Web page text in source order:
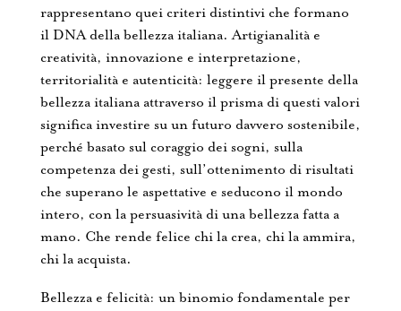
rappresentano quei criteri distintivi che formano
il DNA della bellezza italiana. Artigianalità e
creatività, innovazione e interpretazione,
territorialità e autenticità: leggere il presente della
bellezza italiana attraverso il prisma di questi valori
significa investire su un futuro davvero sostenibile,
perché basato sul coraggio dei sogni, sulla
competenza dei gesti, sull’ottenimento di risultati
che superano le aspettative e seducono il mondo
intero, con la persuasività di una bellezza fatta a
mano. Che rende felice chi la crea, chi la ammira,
chi la acquista.
Bellezza e felicità: un binomio fondamentale per